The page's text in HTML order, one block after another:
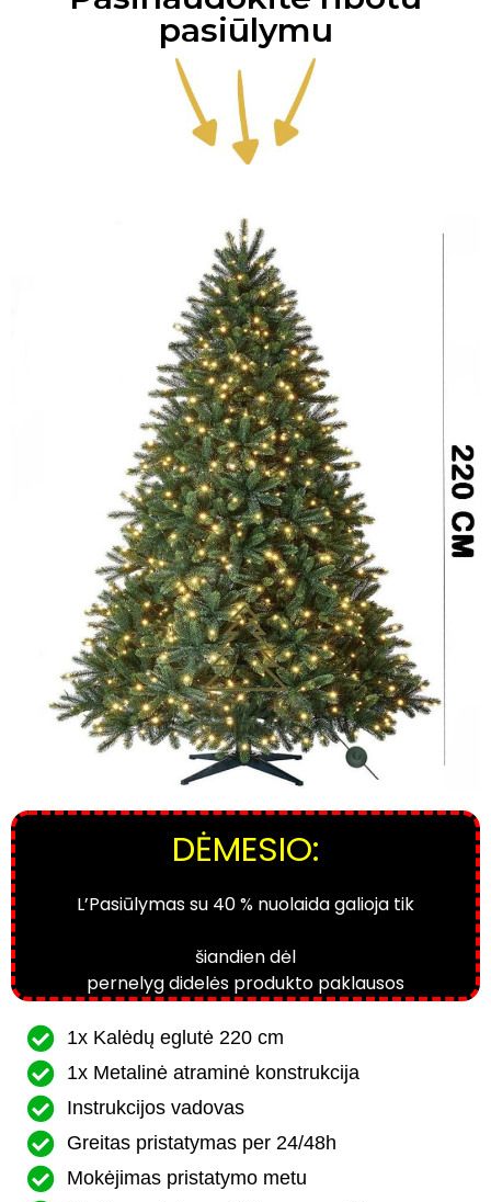
pasiūlymu
DĖMESIO:
L’Pasiūlymas su 40 % nuolaida galioja tik
šiandien dėl
pernelyg didelės produkto paklausos
1x Kalėdų eglutė 220 cm
1x Metalinė atraminė konstrukcija
Instrukcijos vadovas
Greitas pristatymas per 24/48h
Mokėjimas pristatymo metu